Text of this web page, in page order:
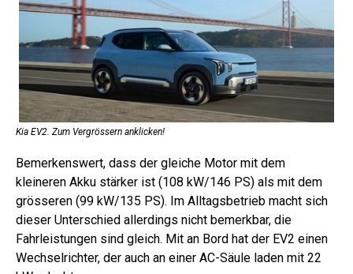
Kia EV2. Zum Vergrössern anklicken!
Bemerkenswert, dass der gleiche Motor mit dem
kleineren Akku stärker ist (108 kW/146 PS) als mit dem
grösseren (99 kW/135 PS). Im Alltagsbetrieb macht sich
dieser Unterschied allerdings nicht bemerkbar, die
Fahrleistungen sind gleich. Mit an Bord hat der EV2 einen
Wechselrichter, der auch an einer AC-Säule laden mit 22